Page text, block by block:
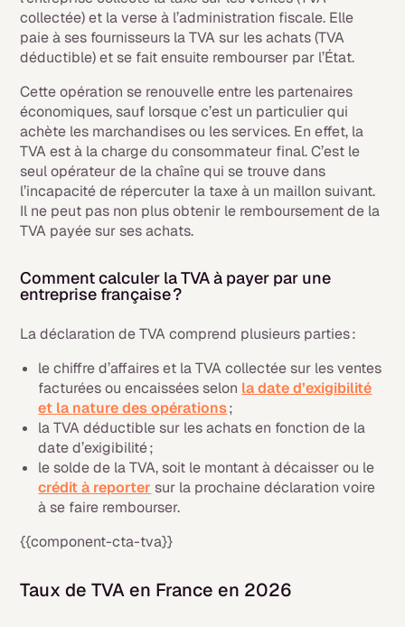
collectée) et la verse à l’administration fiscale. Elle
paie à ses fournisseurs la TVA sur les achats (TVA
déductible) et se fait ensuite rembourser par l’État.
Cette opération se renouvelle entre les partenaires
économiques, sauf lorsque c’est un particulier qui
achète les marchandises ou les services. En effet, la
TVA est à la charge du consommateur final. C’est le
seul opérateur de la chaîne qui se trouve dans
l’incapacité de répercuter la taxe à un maillon suivant.
Il ne peut pas non plus obtenir le remboursement de la
TVA payée sur ses achats.
Comment calculer la TVA à payer par une
entreprise française ?
La déclaration de TVA comprend plusieurs parties :
le chiffre d’affaires et la TVA collectée sur les ventes
facturées ou encaissées selon la date d’exigibilité
et la nature des opérations;
la TVA déductible sur les achats en fonction de la
date d’exigibilité ;
le solde de la TVA, soit le montant à décaisser ou le
crédit à reporter sur la prochaine déclaration voire
à se faire rembourser.
{{component-cta-tva}}
Taux de TVA en France en 2026